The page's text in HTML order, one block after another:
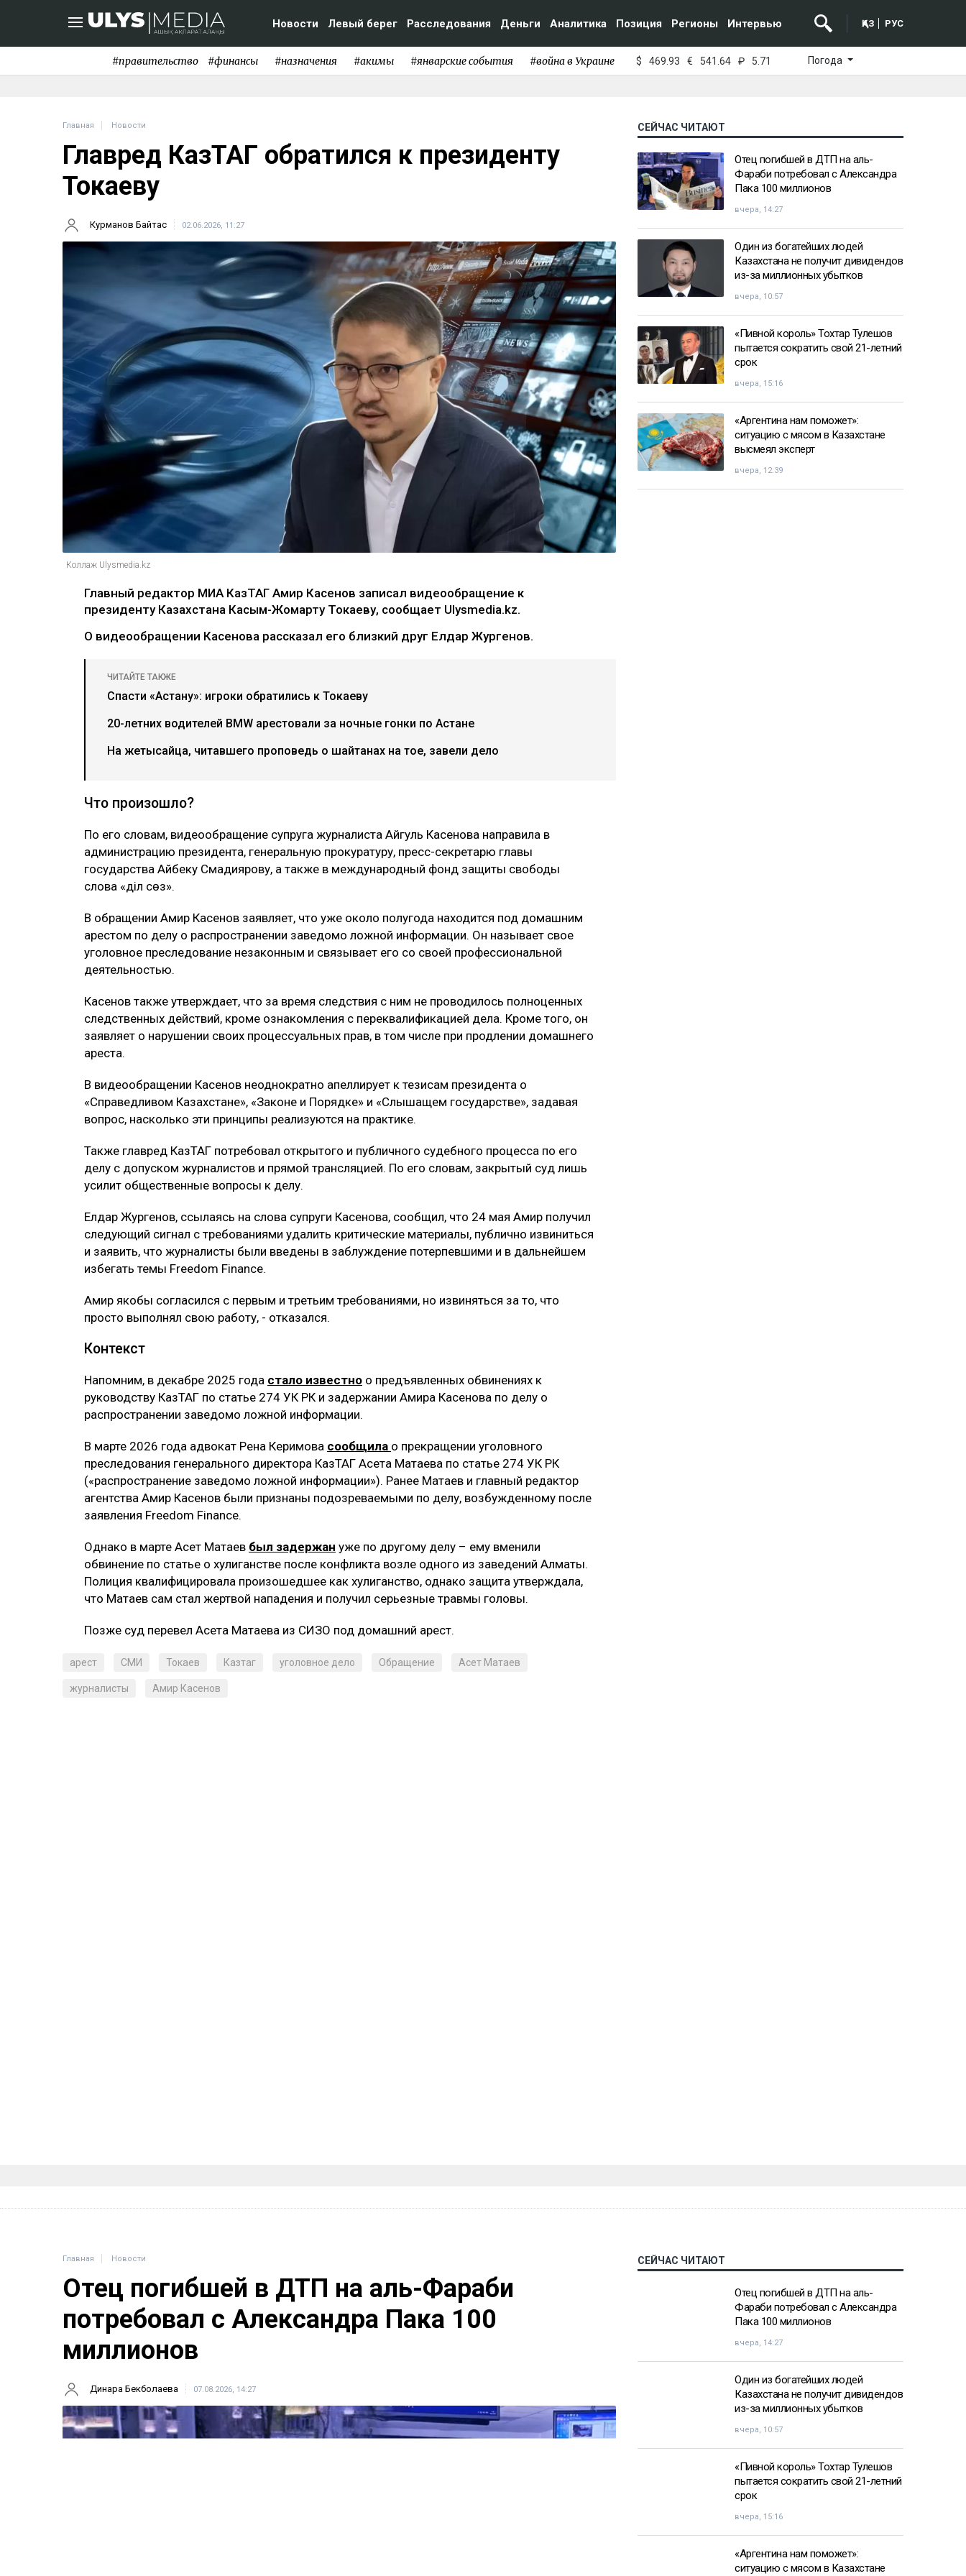
Новости Левый берег Расследования Деньги Аналитика Позиция Регионы Интервью ҚАЗ РУС
#правительство #финансы #назначения #акимы #январские события #война в Украине $ 469.93 € 541.64 ₽ 5.71 Погода
Главная Новости
Главред КазТАГ обратился к президенту
Токаеву
Курманов Байтас 02.06.2026, 11:27
Коллаж Ulysmedia.kz
Главный редактор МИА КазТАГ Амир Касенов записал видеообращение к
президенту Казахстана Касым-Жомарту Токаеву, сообщает Ulysmedia.kz.
О видеообращении Касенова рассказал его близкий друг Елдар Жургенов.
ЧИТАЙТЕ ТАКЖЕ
Спасти «Астану»: игроки обратились к Токаеву
20-летних водителей BMW арестовали за ночные гонки по Астане
На жетысайца, читавшего проповедь о шайтанах на тое, завели дело
Что произошло?
По его словам, видеообращение супруга журналиста Айгуль Касенова направила в
администрацию президента, генеральную прокуратуру, пресс-секретарю главы
государства Айбеку Смадиярову, а также в международный фонд защиты свободы
слова «Әділ сөз».
В обращении Амир Касенов заявляет, что уже около полугода находится под домашним
арестом по делу о распространении заведомо ложной информации. Он называет свое
уголовное преследование незаконным и связывает его со своей профессиональной
деятельностью.
Касенов также утверждает, что за время следствия с ним не проводилось полноценных
следственных действий, кроме ознакомления с переквалификацией дела. Кроме того, он
заявляет о нарушении своих процессуальных прав, в том числе при продлении домашнего
ареста.
В видеообращении Касенов неоднократно апеллирует к тезисам президента о
«Справедливом Казахстане», «Законе и Порядке» и «Слышащем государстве», задавая
вопрос, насколько эти принципы реализуются на практике.
Также главред КазТАГ потребовал открытого и публичного судебного процесса по его
делу с допуском журналистов и прямой трансляцией. По его словам, закрытый суд лишь
усилит общественные вопросы к делу.
Елдар Жургенов, ссылаясь на слова супруги Касенова, сообщил, что 24 мая Амир получил
следующий сигнал с требованиями удалить критические материалы, публично извиниться
и заявить, что журналисты были введены в заблуждение потерпевшими и в дальнейшем
избегать темы Freedom Finance.
Амир якобы согласился с первым и третьим требованиями, но извиняться за то, что
просто выполнял свою работу, - отказался.
Контекст
Напомним, в декабре 2025 года стало известно о предъявленных обвинениях к
руководству КазТАГ по статье 274 УК РК и задержании Амира Касенова по делу о
распространении заведомо ложной информации.
В марте 2026 года адвокат Рена Керимова сообщила о прекращении уголовного
преследования генерального директора КазТАГ Асета Матаева по статье 274 УК РК
(«распространение заведомо ложной информации»). Ранее Матаев и главный редактор
агентства Амир Касенов были признаны подозреваемыми по делу, возбужденному после
заявления Freedom Finance.
Однако в марте Асет Матаев был задержан уже по другому делу – ему вменили
обвинение по статье о хулиганстве после конфликта возле одного из заведений Алматы.
Полиция квалифицировала произошедшее как хулиганство, однако защита утверждала,
что Матаев сам стал жертвой нападения и получил серьезные травмы головы.
Позже суд перевел Асета Матаева из СИЗО под домашний арест.
арест СМИ Токаев Казтаг уголовное дело Обращение Асет Матаев
журналисты Амир Касенов
СЕЙЧАС ЧИТАЮТ
Отец погибшей в ДТП на аль-
Фараби потребовал с Александра
Пака 100 миллионов
вчера, 14:27
Один из богатейших людей
Казахстана не получит дивидендов
из-за миллионных убытков
вчера, 10:57
«Пивной король» Тохтар Тулешов
пытается сократить свой 21-летний
срок
вчера, 15:16
«Аргентина нам поможет»:
ситуацию с мясом в Казахстане
высмеял эксперт
вчера, 12:39
Главная Новости
Отец погибшей в ДТП на аль-Фараби
потребовал с Александра Пака 100
миллионов
Динара Бекболаева 07.08.2026, 14:27
СЕЙЧАС ЧИТАЮТ
Отец погибшей в ДТП на аль-
Фараби потребовал с Александра
Пака 100 миллионов
вчера, 14:27
Один из богатейших людей
Казахстана не получит дивидендов
из-за миллионных убытков
вчера, 10:57
«Пивной король» Тохтар Тулешов
пытается сократить свой 21-летний
срок
вчера, 15:16
«Аргентина нам поможет»:
ситуацию с мясом в Казахстане